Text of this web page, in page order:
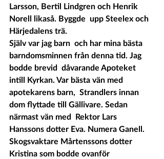
Larsson, Bertil Lindgren och Henrik
Norell likaså. Byggde  upp Steelex och
Härjedalens trä.
Själv var jag barn  och har mina bästa
barndomsminnen från denna tid. Jag
bodde brevid  dåvarande Apoteket
intill Kyrkan. Var bästa vän med
apotekarens barn,  Strandlers innan
dom flyttade till Gällivare. Sedan
närmast vän med  Rektor Lars
Hanssons dotter Eva. Numera Ganell.
Skogsvaktare Mårtenssons dotter
Kristina som bodde ovanför